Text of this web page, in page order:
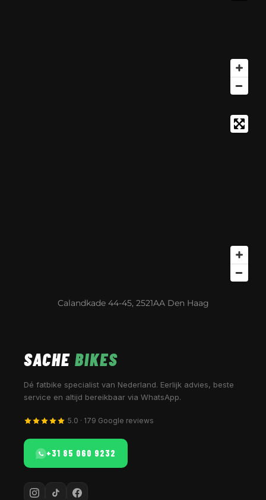
Calandkade 44-45, 2521AA Den Haag
SACHE BIKES
Dé fatbike specialist van Nederland. Eerlijk advies, beste
service en altijd bereikbaar via WhatsApp.
5.0 · 179 Google reviews
+31 85 060 9232